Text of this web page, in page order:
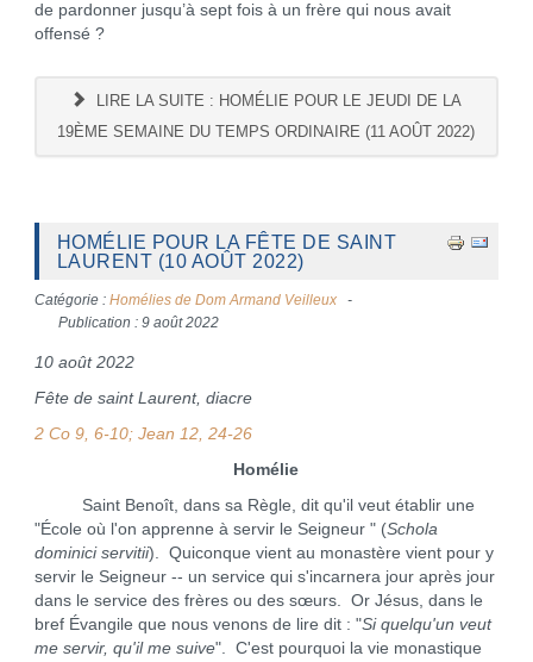
de pardonner jusqu’à sept fois à un frère qui nous avait
offensé ?
LIRE LA SUITE : HOMÉLIE POUR LE JEUDI DE LA
19ÈME SEMAINE DU TEMPS ORDINAIRE (11 AOÛT 2022)
HOMÉLIE POUR LA FÊTE DE SAINT
LAURENT (10 AOÛT 2022)
Catégorie : Homélies de Dom Armand Veilleux
Publication : 9 août 2022
10 août 2022
Fête de saint Laurent, diacre
2 Co 9, 6-10; Jean 12, 24-26
Homélie
Saint Benoît, dans sa Règle, dit qu'il veut établir une
"École où l'on apprenne à servir le Seigneur " (Schola
dominici servitii). Quiconque vient au monastère vient pour y
servir le Seigneur -- un service qui s'incarnera jour après jour
dans le service des frères ou des sœurs. Or Jésus, dans le
bref Évangile que nous venons de lire dit : "Si quelqu'un veut
me servir, qu'il me suive". C'est pourquoi la vie monastique